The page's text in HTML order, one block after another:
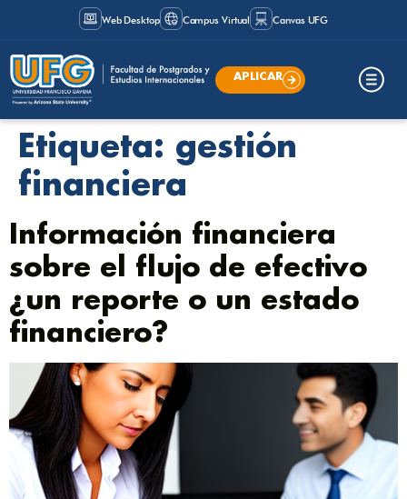
Web Desktop Campus Virtual Canvas UFG
APLICAR
Etiqueta: gestión
financiera
Información financiera
sobre el flujo de efectivo
¿un reporte o un estado
financiero?